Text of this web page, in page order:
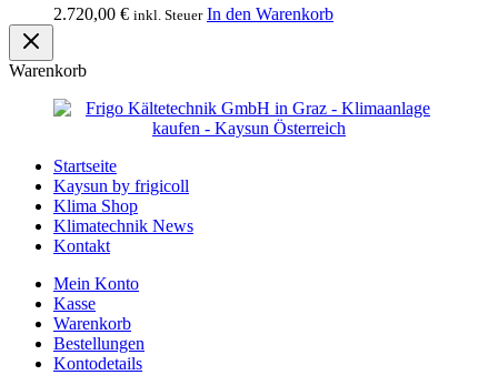
2.720,00 € inkl. Steuer In den Warenkorb
Warenkorb
Startseite
Kaysun by frigicoll
Klima Shop
Klimatechnik News
Kontakt
Mein Konto
Kasse
Warenkorb
Bestellungen
Kontodetails